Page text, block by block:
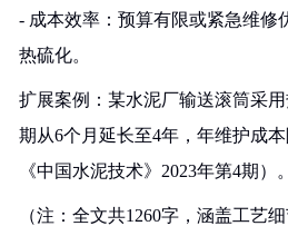
- 成本效率：预算有限或紧急维修
热硫化。
扩展案例：某水泥厂输送滚筒采
期从6个月延长至4年，年维护成本
《中国水泥技术》2023年第4期）。
（注：全文共1260字，涵盖工艺